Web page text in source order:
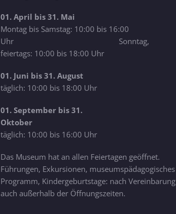
01. April bis 31. Mai
Montag bis Samstag: 10:00 bis 16:00
Uhr Sonntag,
feiertags: 10:00 bis 18:00 Uhr
01. Juni bis 31. August
täglich: 10:00 bis 18:00 Uhr
01. September bis 31.
Oktober
täglich: 10:00 bis 16:00 Uhr
Das Museum hat an allen Feiertagen geöffnet.
Führungen, Exkursionen, museumspädagogisches
Programm, Kindergeburtstage: nach Vereinbarung
auch außerhalb der Öffnungszeiten.